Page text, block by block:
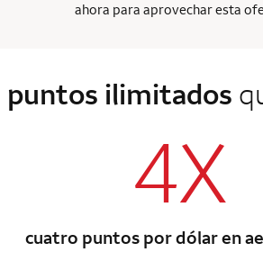
ahora para aprovechar esta
puntos ilimitados
4X
cuatro puntos por dólar en